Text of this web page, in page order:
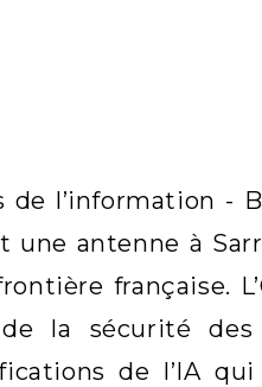
de l’information -
antenne à
française.
la sécurité des
de l’IA